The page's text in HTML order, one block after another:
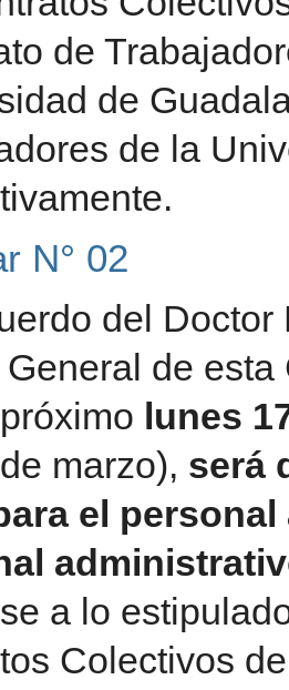
de
de
de la
N° 02
del
de
lunes
marzo), será
el
a lo
Colectivos